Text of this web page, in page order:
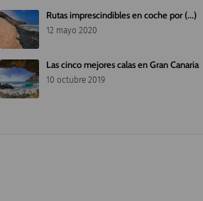
Rutas imprescindibles en coche por (...)
12 mayo 2020
Las cinco mejores calas en Gran Canaria
10 octubre 2019